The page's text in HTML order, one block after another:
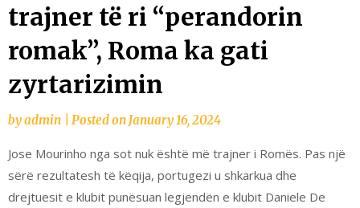
trajner të ri “perandorin
romak”, Roma ka gati
zyrtarizimin
byadmin Posted onJanuary 16, 2024
Jose Mourinho nga sot nuk është më trajner i Romës. Pas një
sërë rezultatesh të këqija, portugezi u shkarkua dhe
drejtuesit e klubit punësuan legjendën e klubit Daniele De